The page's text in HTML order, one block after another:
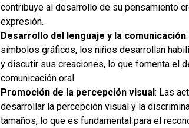
contribuye al desarrollo de su pensamiento
expresión.
Desarrollo del lenguaje y la comunicación:
símbolos gráficos, los niños desarrollan
y discutir sus creaciones, lo que fomenta el
comunicación oral.
Promoción de la percepción visual: Las
desarrollar la percepción visual y la
tamaños, lo que es fundamental para el